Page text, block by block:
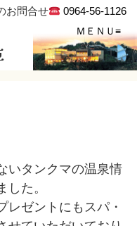
お問合せ 0964-56-1126
いタンクマの温泉情
した。
レゼントにもスパ・